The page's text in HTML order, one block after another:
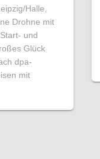
Halle,
Drohne mit
und
Glück
dpa-
mit